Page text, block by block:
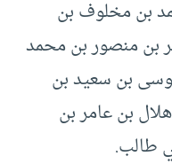
بن مخلوف بن
بن منصور بن محمد
بن سعيد بن
بن عامر بن
طالب.